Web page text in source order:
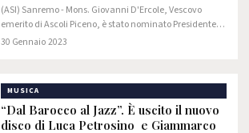
(ASI) Sanremo - Mons. Giovanni D'Ercole, Vescovo
emerito di Ascoli Piceno, è stato nominato Presidente
Onorario di Giuria della seconda edizione del Sanremo
30 Gennaio 2023
MUSICA
“Dal Barocco al Jazz”. È uscito il nuovo
disco di Luca Petrosino e Giammarco